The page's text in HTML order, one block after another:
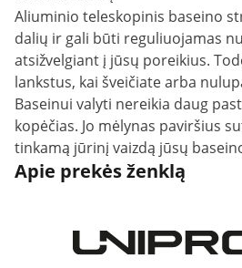
Aliuminio teleskopinis baseino
dalių ir gali būti reguliuojamas
atsižvelgiant į jūsų poreikius.
lankstus, kai šveičiate arba
Baseinui valyti nereikia daug
kopėčias. Jo mėlynas paviršius
tinkamą jūrinį vaizdą jūsų
Apie prekės ženklą